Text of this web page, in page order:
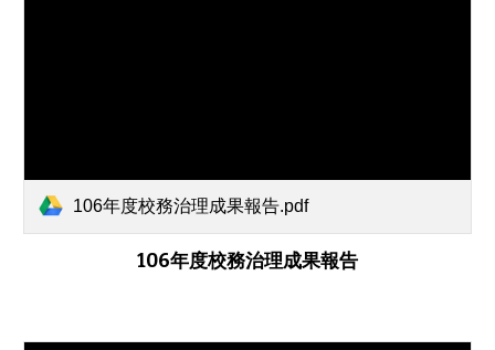
106年度校務治理成果報告.pdf
106年度校務治理成果報告